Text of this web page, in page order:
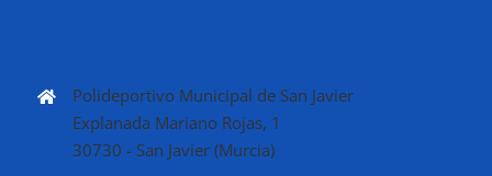
Polideportivo Municipal de San Javier
Explanada Mariano Rojas, 1
30730 - San Javier (Murcia)